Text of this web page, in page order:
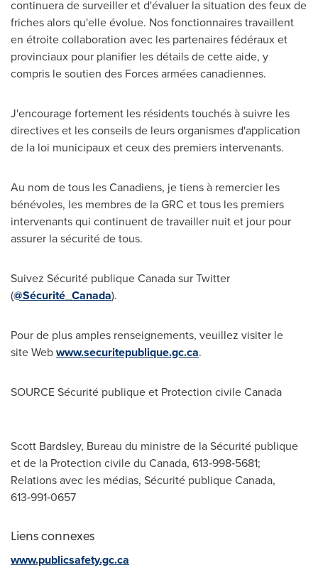
continuera de surveiller et d'évaluer la situation des feux de
friches alors qu'elle évolue. Nos fonctionnaires travaillent
en étroite collaboration avec les partenaires fédéraux et
provinciaux pour planifier les détails de cette aide, y
compris le soutien des Forces armées canadiennes.
J'encourage fortement les résidents touchés à suivre les
directives et les conseils de leurs organismes d'application
de la loi municipaux et ceux des premiers intervenants.
Au nom de tous les Canadiens, je tiens à remercier les
bénévoles, les membres de la GRC et tous les premiers
intervenants qui continuent de travailler nuit et jour pour
assurer la sécurité de tous.
Suivez Sécurité publiqueCanadasur Twitter
(@Sécurité_Canada).
Pour de plus amples renseignements, veuillez visiter le
site Webwww.securitepublique.gc.ca.
SOURCE Sécurité publique et Protection civileCanada
Scott Bardsley, Bureau du ministre de la Sécurité publique
et de la Protection civile du Canada, 613‑998‑5681;
Relations avec les médias, Sécurité publique Canada,
613‑991‑0657
Liens connexes
www.publicsafety.gc.ca